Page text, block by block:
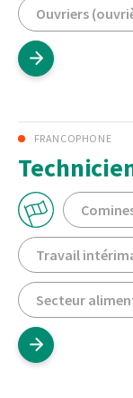
Ouvriers
FRANCOPHONE
Travail
Secteur